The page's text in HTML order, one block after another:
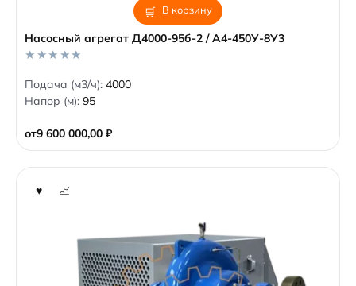
В корзину
Насосный агрегат Д4000-95б-2 / А4-450У-8У3
от9 600 000,00 ₽
0
o
u
f
5
Подача (м3/ч): 4000
Напор (м): 95